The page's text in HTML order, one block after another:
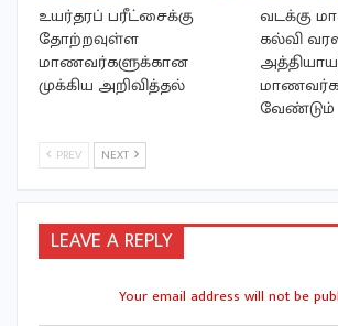
உயர்தரப் பரீட்சைக்கு
தோற்றவுள்ள
மாணவர்களுக்கான
முக்கிய அறிவித்தல்
வடக்கு
கல்வி
வேண்டும்
PREV NEXT
LEAVE A REPLY
Your email address will not be